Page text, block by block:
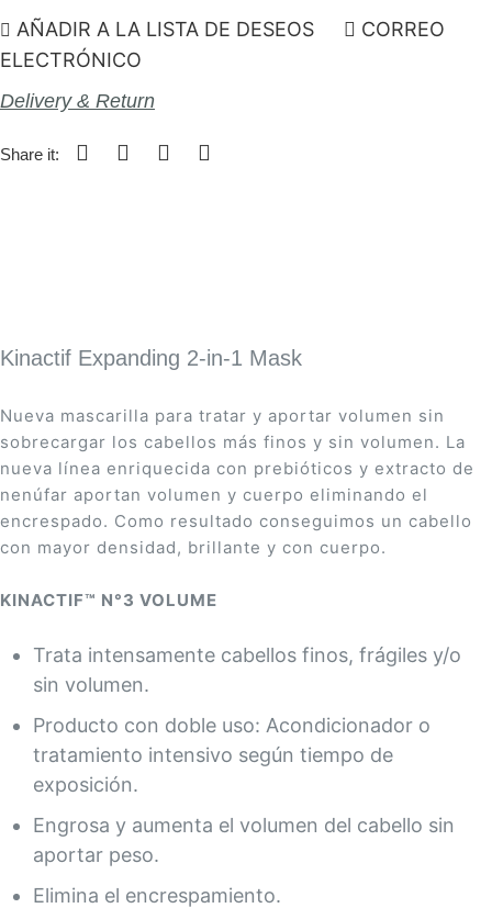
AÑADIR A LA LISTA DE DESEOS
CORREO
ELECTRÓNICO
Delivery & Return
Share it:
Kinactif Expanding 2-in-1 Mask
Nueva mascarilla para tratar y aportar volumen sin
sobrecargar los cabellos más finos y sin volumen. La
nueva línea enriquecida con prebióticos y extracto de
nenúfar aportan volumen y cuerpo eliminando el
encrespado. Como resultado conseguimos un cabello
con mayor densidad, brillante y con cuerpo.
KINACTIF™ N°3 VOLUME
Trata intensamente cabellos finos, frágiles y/o
sin volumen.
Producto con doble uso: Acondicionador o
tratamiento intensivo según tiempo de
exposición.
Engrosa y aumenta el volumen del cabello sin
aportar peso.
Elimina el encrespamiento.